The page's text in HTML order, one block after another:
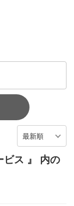
最新順
ビス 』 内の